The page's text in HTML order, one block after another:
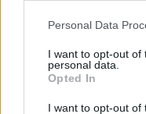
Please note that this
not limited to your visit
grant or deny consent
use your data for below
consent section.
Personal Data
I want to opt-out of
personal data.
Opted In
I want to opt-out of
Το τέλος
προαναγγελθέντος